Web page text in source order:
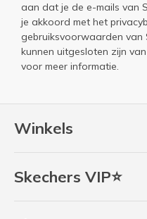
Winkels
Skechers VIP⭐
aan dat je de e-mails van
je akkoord met het
gebruiksvoorwaarden van
kunnen uitgesloten zijn
voor meer informatie.